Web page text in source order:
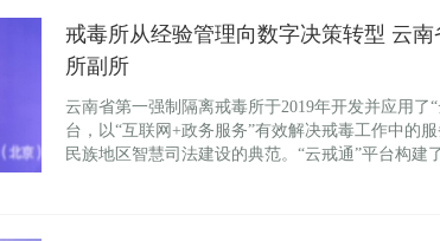
戒毒所从经验管理向数字决策转型 云
所副所
云南省第一强制隔离戒毒所于2019年开发并应用了
台，以“互联网+政务服务”有效解决戒毒工作中的
民族地区智慧司法建设的典范。“云戒通”平台构建